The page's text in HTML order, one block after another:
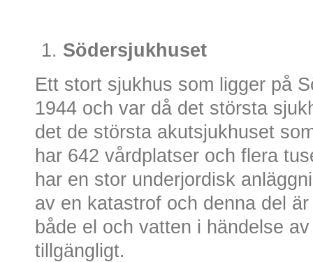
Södersjukhuset
Ett stort sjukhus som ligger på
1944 och var då det största
det de största akutsjukhuset
har 642 vårdplatser och flera
har en stor underjordisk
av en katastrof och denna del
både el och vatten i händelse
tillgängligt.